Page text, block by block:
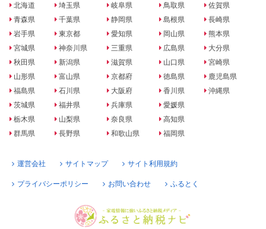
北海道
青森県
岩手県
宮城県
秋田県
山形県
福島県
茨城県
栃木県
群馬県
埼玉県
千葉県
東京都
神奈川県
新潟県
富山県
石川県
福井県
山梨県
長野県
岐阜県
静岡県
愛知県
三重県
滋賀県
京都府
大阪府
兵庫県
奈良県
和歌山県
鳥取県
島根県
岡山県
広島県
山口県
徳島県
香川県
愛媛県
高知県
福岡県
佐賀県
長崎県
熊本県
大分県
宮崎県
鹿児島県
沖縄県
運営会社 サイトマップ サイト利用規約
プライバシーポリシー お問い合わせ ふるとく